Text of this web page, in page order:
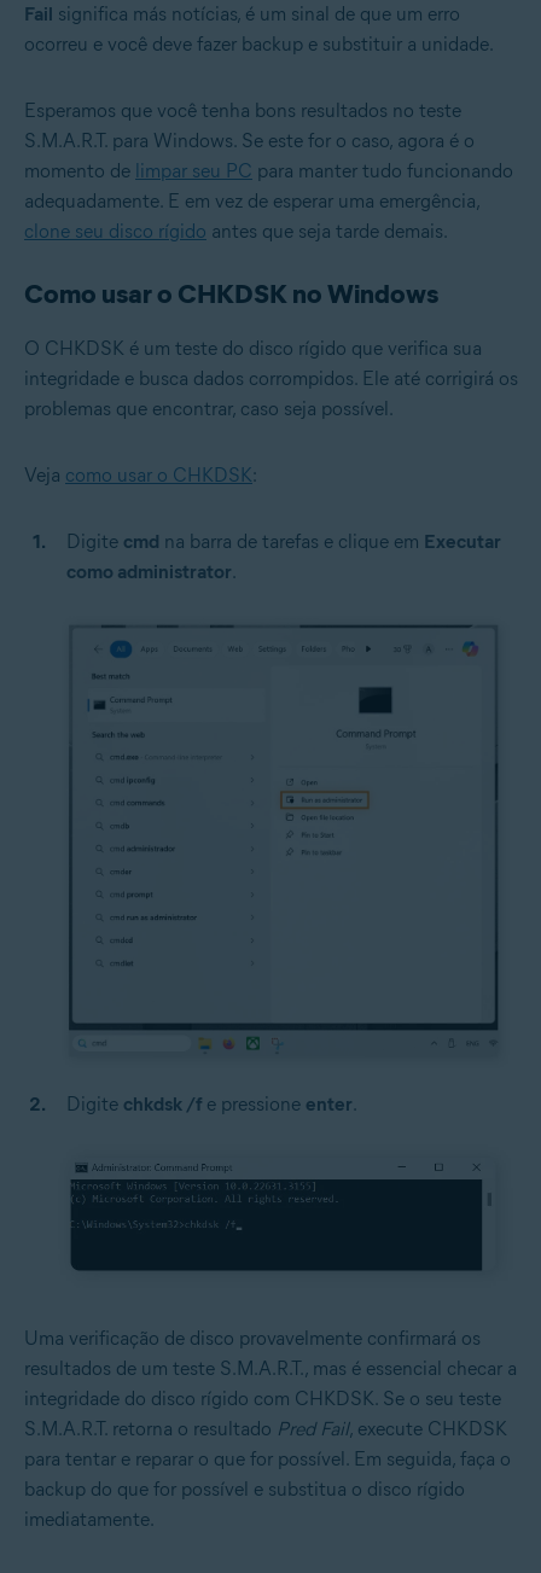
Fail significa más notícias, é um sinal de que um erro
ocorreu e você deve fazer backup e substituir a unidade.
Esperamos que você tenha bons resultados no teste
S.M.A.R.T. para Windows. Se este for o caso, agora é o
momento de limpar seu PC para manter tudo funcionando
adequadamente. E em vez de esperar uma emergência,
clone seu disco rígido antes que seja tarde demais.
Como usar o CHKDSK no Windows
O CHKDSK é um teste do disco rígido que verifica sua
integridade e busca dados corrompidos. Ele até corrigirá os
problemas que encontrar, caso seja possível.
Veja como usar o CHKDSK:
Digite cmd na barra de tarefas e clique em Executar
como administrator.
Digite chkdsk /f e pressione enter.
Uma verificação de disco provavelmente confirmará os
resultados de um teste S.M.A.R.T., mas é essencial checar a
integridade do disco rígido com CHKDSK. Se o seu teste
S.M.A.R.T. retorna o resultado Pred Fail, execute CHKDSK
para tentar e reparar o que for possível. Em seguida, faça o
backup do que for possível e substitua o disco rígido
imediatamente.